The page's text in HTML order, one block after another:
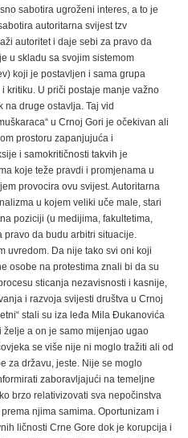
sabotira ugroženi interes, a to je
autoritarna svijest tzv
autoritet i daje sebi za pravo da
u skladu sa svojim sistemom
koji je postavljen i sama grupa
kritiku. U priči postaje manje važno
na druge ostavlja. Taj vid
u Crnoj Gori je očekivan ali
prostoru zapanjujuća i
i samokritičnosti takvih je
koje teže pravdi i promjenama u
provocira ovu svijest. Autoritarna
u kojem veliki uče male, stari
poziciji (u medijima, fakultetima,
pravo da budu arbitri situacije.
uvredom. Da nije tako svi oni koji
osobe na protestima znali bi da su
sticanja nezavisnosti i kasnije,
i razvoja svijesti društva u Crnoj
stali su iza leđa Mila Đukanovića
a on je samo mijenjao ugao
se više nije ni moglo tražiti ali od
za državu, jeste. Nije se moglo
zaboravljajući na temeljne
brzo relativizovati sva nepočinstva
njima samima. Oportunizam i
ličnosti Crne Gore dok je korupcija i